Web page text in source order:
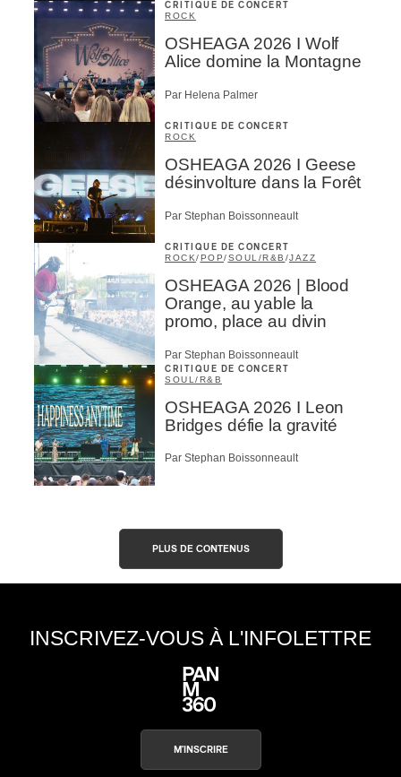
CRITIQUE DE CONCERT
ROCK
OSHEAGA 2026 I Wolf
Alice domine la Montagne
Par Helena Palmer
CRITIQUE DE CONCERT
ROCK
OSHEAGA 2026 I Geese
désinvolture dans la Forêt
Par Stephan Boissonneault
CRITIQUE DE CONCERT
ROCK/ POP/SOUL/R&B /JAZZ
OSHEAGA 2026 | Blood
Orange, au yable la
promo, place au divin
Par Stephan Boissonneault
CRITIQUE DE CONCERT
SOUL/R&B
OSHEAGA 2026 I Leon
Bridges défie la gravité
Par Stephan Boissonneault
PLUS DE CONTENUS
INSCRIVEZ-VOUS À L'INFOLETTRE
M'INSCRIRE